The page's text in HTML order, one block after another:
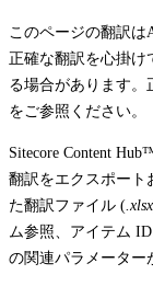
このページの翻訳
正確な翻訳を心掛け
る場合があります。
をご参照ください。
Sitecore Content
翻訳をエクスポート
た翻訳ファイル ( .xlsx
ム参照、アイテム
の関連パラメーター